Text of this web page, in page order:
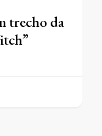
trecho da